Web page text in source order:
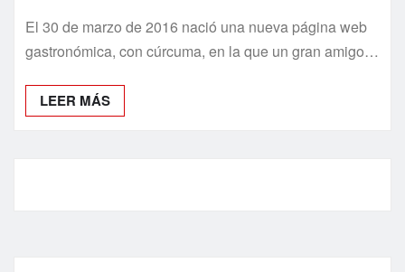
El 30 de marzo de 2016 nació una nueva página web
gastronómica, con cúrcuma, en la que un gran amigo…
LEER MÁS